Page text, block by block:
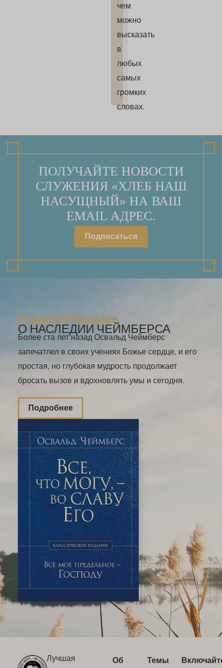
чем
можно
высказать
в
любых
самых
громких
словах.
ПОЛУЧАЙТЕ НОВОСТИ
СЛУЖЕНИЯ «ХЛЕБ НАШ
НАСУЩНЫЙ» НА ВАШ
EMAIL АДРЕС.
Подписаться
Узнайте больше
О НАСЛЕДИИ ЧЕЙМБЕРСА
Более ста лет назад Освальд Чеймберс
запечатлел в своих учениях Божье сердце, и его
простая, но глубокая мудрость продолжает
бросать вызов и вдохновлять умы и сегодня.
Подробнее
Лучшая
Об Темы